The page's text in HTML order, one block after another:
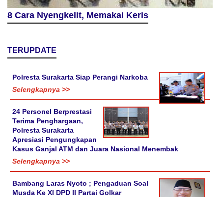
8 Cara Nyengkelit, Memakai Keris
TERUPDATE
Polresta Surakarta Siap Perangi Narkoba
Selengkapnya >>
24 Personel Berprestasi
Terima Penghargaan,
Polresta Surakarta
Apresiasi Pengungkapan
Kasus Ganjal ATM dan Juara Nasional Menembak
Selengkapnya >>
Bambang Laras Nyoto ; Pengaduan Soal
Musda Ke XI DPD II Partai Golkar